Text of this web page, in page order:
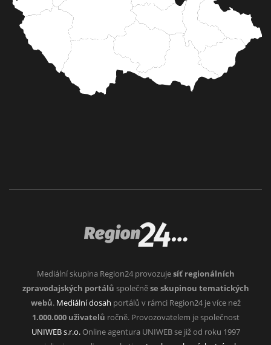
Mediální skupina Region24 provozujesíť regionálních
zpravodajských portálů společněse skupinou tematických
webů. Mediální dosah portálů v rámci Region24 je více než
1.000.000 uživatelů ročně. Provozovatelem je společnost
UNIWEB s.r.o.Online agentura UNIWEB se již od roku 1997